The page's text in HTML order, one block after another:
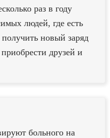
раз в году
людей, где есть
новый заряд
друзей и
больного на